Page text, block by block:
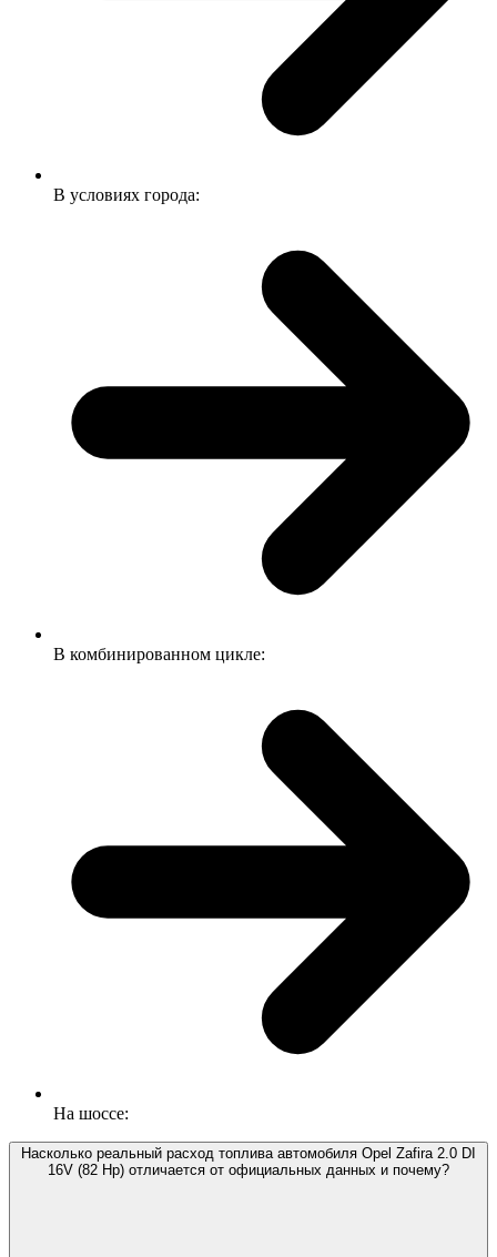
В условиях города:
В комбинированном цикле:
На шоссе:
Насколько реальный расход топлива автомобиля Opel Zafira 2.0 DI
16V (82 Hp) отличается от официальных данных и почему?